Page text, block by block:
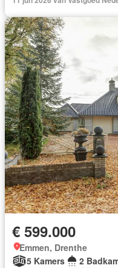
€ 599.000
Emmen, Drenthe
5 Kamers
2